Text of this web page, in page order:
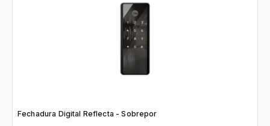
Fechadura Digital Reflecta - Sobrepor